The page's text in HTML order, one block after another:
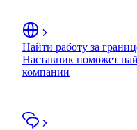
Найти работу за
Наставник поможет
компании